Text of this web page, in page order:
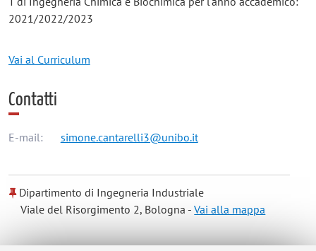
2021/2022/2023
Vai al Curriculum
Contatti
E-mail: simone.cantarelli3@unibo.it
Dipartimento di Ingegneria Industriale
Viale del Risorgimento 2, Bologna -Vai alla mappa